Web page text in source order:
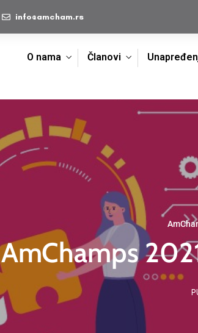
info@amcham.rs
O nama Članovi
AmChamps